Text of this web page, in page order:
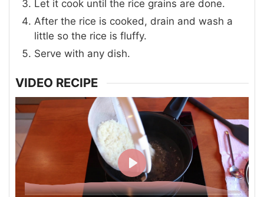
Let it cook until the rice grains are done.
After the rice is cooked, drain and wash a
little so the rice is fluffy.
Serve with any dish.
VIDEO RECIPE